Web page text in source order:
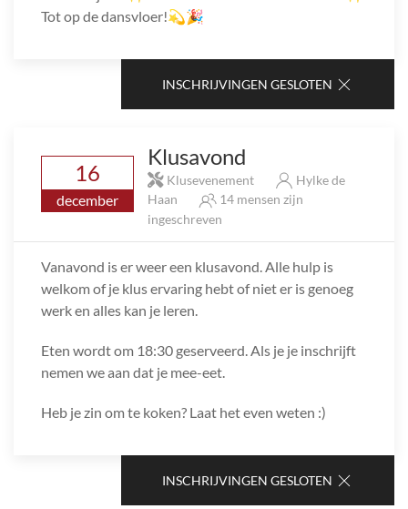
Tot op de dansvloer!💫🎉
INSCHRIJVINGEN GESLOTEN
16
december
Klusavond
Klusevenement
Hylke de
Haan
14 mensen zijn
ingeschreven
Vanavond is er weer een klusavond. Alle hulp is
welkom of je klus ervaring hebt of niet er is genoeg
werk en alles kan je leren.
Eten wordt om 18:30 geserveerd. Als je je inschrijft
nemen we aan dat je mee-eet.
Heb je zin om te koken? Laat het even weten :)
INSCHRIJVINGEN GESLOTEN